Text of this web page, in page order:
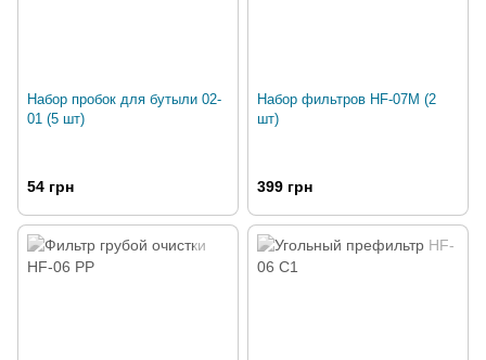
Набор пробок для бутыли 02-
01 (5 шт)
54 грн
Набор фильтров HF-07M (2
шт)
399 грн